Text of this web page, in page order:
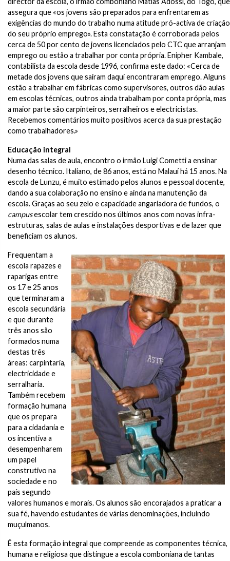
assegura que «os jovens são preparados para enfrentarem as
exigências do mundo do trabalho numa atitude pró-activa de criação
do seu próprio emprego». Esta constatação é corroborada pelos
cerca de 50 por cento de jovens licenciados pelo CTC que arranjam
emprego ou estão a trabalhar por conta própria. Enipher Kambale,
contabilista da escola desde 1996, confirma este dado: «Cerca de
metade dos jovens que saíram daqui encontraram emprego. Alguns
estão a trabalhar em fábricas como supervisores, outros dão aulas
em escolas técnicas, outros ainda trabalham por conta própria, mas
a maior parte são carpinteiros, serralheiros e electricistas.
Recebemos comentários muito positivos acerca da sua prestação
como trabalhadores.»
Educação integral
Numa das salas de aula, encontro o irmão Luigi Cometti a ensinar
desenho técnico. Italiano, de 86 anos, está no Malauí há 15 anos. Na
escola de Lunzu, é muito estimado pelos alunos e pessoal docente,
dando a sua colaboração no ensino e ainda na manutenção da
escola. Graças ao seu zelo e capacidade angariadora de fundos, o
campusescolar tem crescido nos últimos anos com novas infra-
estruturas, salas de aulas e instalações desportivas e de lazer que
beneficiam os alunos.
Frequentam a
escola rapazes e
raparigas entre
os 17 e 25 anos
que terminaram a
escola secundária
e que durante
três anos são
formados numa
destas três
áreas: carpintaria,
electricidade e
serralharia.
Também recebem
formação humana
que os prepara
para a cidadania e
os incentiva a
desempenharem
um papel
construtivo na
sociedade e no
país segundo
valores humanos e morais. Os alunos são encorajados a praticar a
sua fé, havendo estudantes de várias denominações, incluindo
muçulmanos.
É esta formação integral que compreende as componentes técnica,
humana e religiosa que distingue a escola comboniana de tantas